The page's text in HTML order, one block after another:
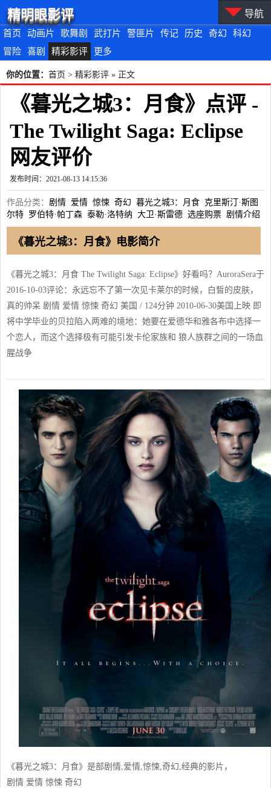
首页 动画片 歌舞剧 武打片 警匪片 传记 历史 奇幻
科幻
冒险
喜剧 精彩影评 更多
精明眼影评 导航
你的位置： 首页 > 精彩影评 » 正文
《暮光之城3：月食》点评 -
The Twilight Saga: Eclipse
网友评价
发布时间：2021-08-13 14:15:36
作品分类： 剧情 爱情 惊悚 奇幻 暮光之城3：月食 克里斯汀·斯图
尔特 罗伯特·帕丁森 泰勒·洛特纳 大卫·斯雷德 选座购票 剧情介绍
《暮光之城3：月食》电影简介
《暮光之城3：月食 The Twilight Saga: Eclipse》好看吗？AuroraSera于
2016-10-03评论：永远忘不了第一次见卡莱尔的时候，白皙的皮肤，
真的帅呆 剧情 爱情 惊悚 奇幻 美国 / 124分钟 2010-06-30美国上映 即
将中学毕业的贝拉陷入两难的境地：她要在爱德华和雅各布中选择一
个恋人，而这个选择极有可能引发卡伦家族和 狼人族群之间的一场血
腥战争
《暮光之城3：月食》是部剧情,爱情,惊悚,奇幻,经典的影片，
剧情 爱情 惊悚 奇幻